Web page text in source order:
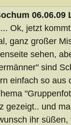
06.06.09
Ok, jetzt
ganz großer
sehen,
sind
einfach so aus
gezeigt.. und
ihr